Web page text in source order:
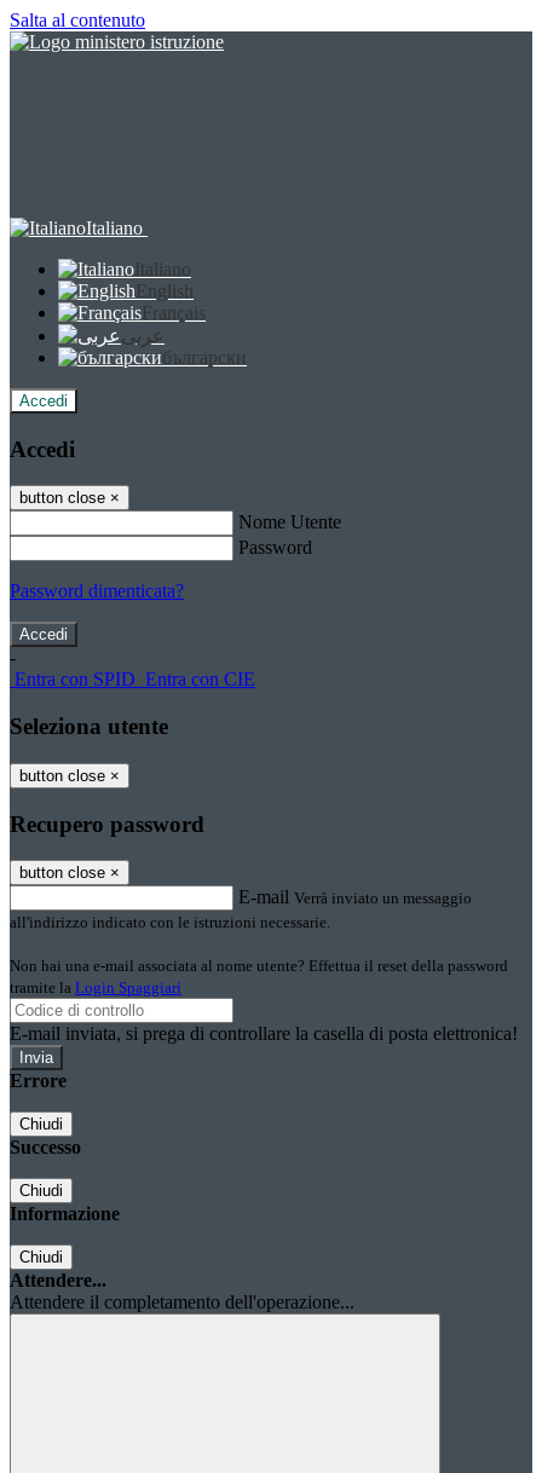
Salta al contenuto
Italiano
Italiano
English
Français
عربى
български
Accedi
Accedi
button close ×
Nome Utente
Password
Password dimenticata?
-
Entra con SPID Entra con CIE
Seleziona utente
button close ×
Recupero password
button close ×
E-mail Verrà inviato un messaggio
all'indirizzo indicato con le istruzioni necessarie.
Non hai una e-mail associata al nome utente? Effettua il reset della password
tramite la Login Spaggiari
E-mail inviata, si prega di controllare la casella di posta elettronica!
Errore
Chiudi
Successo
Chiudi
Informazione
Chiudi
Attendere...
Attendere il completamento dell'operazione...